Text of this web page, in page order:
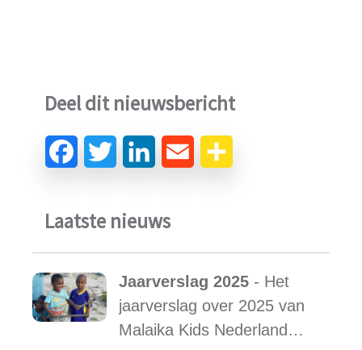
Deel dit nieuwsbericht
Laatste nieuws
Jaarverslag 2025 - Het
jaarverslag over 2025 van
Malaika Kids Nederland